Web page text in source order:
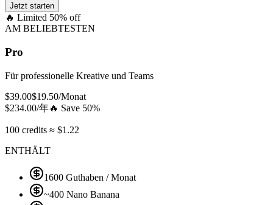
Jetzt starten
🔥 Limited 50% off
AM BELIEBTESTEN
Pro
Für professionelle Kreative und Teams
$39.00$19.50/Monat
$234.00/年🔥 Save 50%
100 credits ≈ $1.22
ENTHÄLT
1600 Guthaben / Monat
~400 Nano Banana